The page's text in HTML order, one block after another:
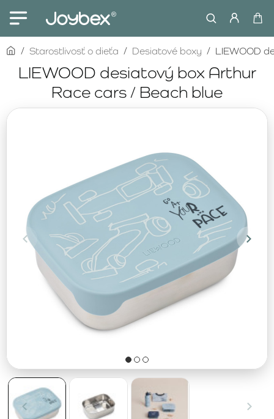
LIEWOOD desiatový box Arthur
Race cars / Beach blue
homeStarostlivosť o dieťa Desiatové boxy LIEWOOD